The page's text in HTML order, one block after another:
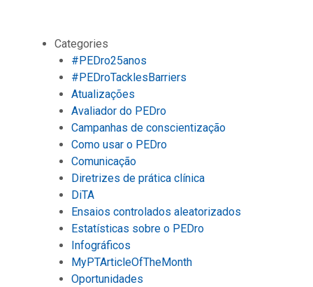
Categories
#PEDro25anos
#PEDroTacklesBarriers
Atualizações
Avaliador do PEDro
Campanhas de conscientização
Como usar o PEDro
Comunicação
Diretrizes de prática clínica
DiTA
Ensaios controlados aleatorizados
Estatísticas sobre o PEDro
Infográficos
MyPTArticleOfTheMonth
Oportunidades